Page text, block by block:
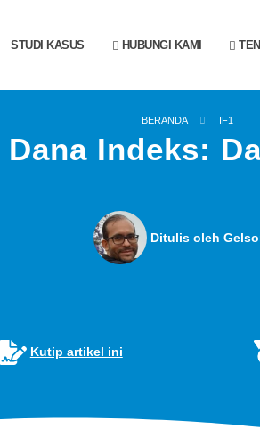
STUDI KASUS HUBUNGI KAMI
BERANDA IF1
Indeks:
Ditulis oleh
Kutip artikel ini